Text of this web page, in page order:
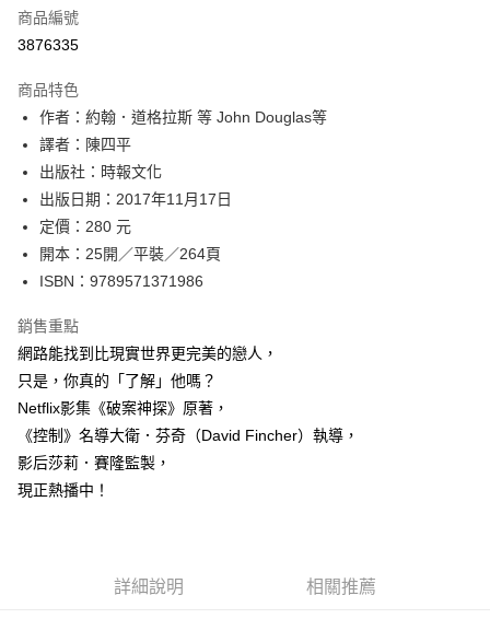
ATM付款
運送方式
付款後全家取貨
每筆NT$60，滿NT$499(含以上)免運費
付款後7-11取貨
每筆NT$60，滿NT$499(含以上)免運費
宅配
每筆NT$100，滿NT$499(含以上)免運費
商品編號
3876335
商品特色
作者：約翰．道格拉斯 等 John Douglas等
譯者：陳四平
出版社：時報文化
出版日期：2017年11月17日
定價：280 元
開本：25開／平裝／264頁
ISBN：9789571371986
銷售重點
網路能找到比現實世界更完美的戀人，
只是，你真的「了解」他嗎？
Netflix影集《破案神探》原著，
《控制》名導大衛．芬奇（David Fincher）執導，
影后莎莉．賽隆監製，
現正熱播中！
詳細說明 相關推薦